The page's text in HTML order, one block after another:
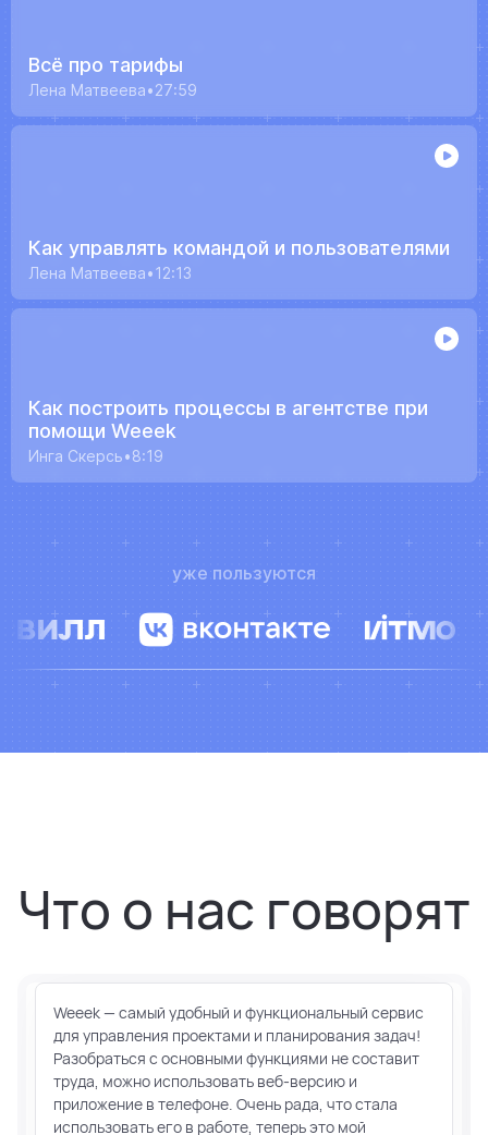
Всё про тарифы
Лена Матвеева 27:59
Как управлять командой и пользователями
Лена Матвеева 12:13
Как построить процессы в агентстве при
помощи Weeek
Инга Скерсь 8:19
уже пользуются
Что о нас говорят
Weeek — самый удобный и функциональный сервис
для управления проектами и планирования задач!
Разобраться с основными функциями не составит
труда, можно использовать веб-версию и
приложение в телефоне. Очень рада, что стала
использовать его в работе, теперь это мой